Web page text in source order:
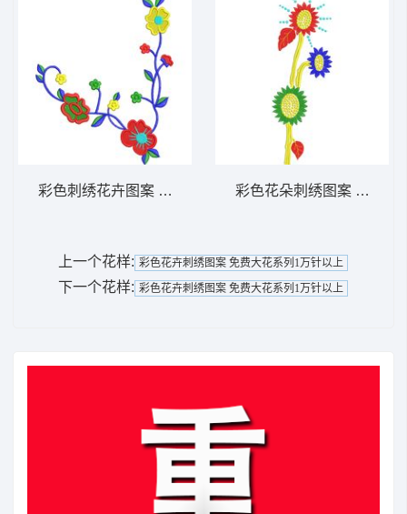
彩色刺绣花卉图案 免费大花系列1万针以上彩色花朵刺绣图案 免费大
上一个花样: 彩色花卉刺绣图案 免费大花系列1万针以上
下一个花样: 彩色花卉刺绣图案 免费大花系列1万针以上